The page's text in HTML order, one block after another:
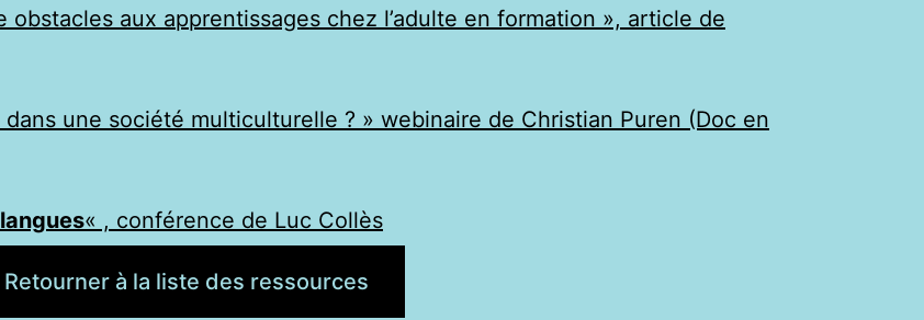
obstacles aux apprentissages chez l’adulte en formation », article de
dans une société multiculturelle ? » webinaire de Christian Puren (Doc en
« , conférence de Luc Collès
Retourner à la liste des ressources